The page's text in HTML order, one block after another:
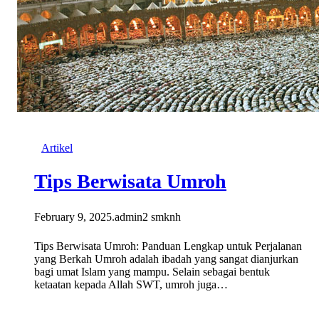
Artikel
Tips Berwisata Umroh
February 9, 2025.admin2 smknh
Tips Berwisata Umroh: Panduan Lengkap untuk Perjalanan
yang Berkah Umroh adalah ibadah yang sangat dianjurkan
bagi umat Islam yang mampu. Selain sebagai bentuk
ketaatan kepada Allah SWT, umroh juga…